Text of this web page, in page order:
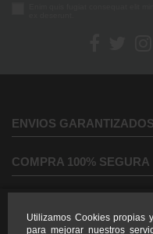
Utilizamos Cookies propias
para mejorar nuestros
ENVIOS GARANTIZADOS
COMPRA 100% SEGURA